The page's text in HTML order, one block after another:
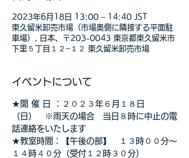
2023年6月18日 13:00 – 14:40 JST
東久留米卸売市場（市場奥側に隣接する平面駐
車場）, 日本、〒203-0043 東京都東久留米市
下里５丁目１２−１２ 東久留米卸売市場
イベントについて
★開 催 日 ：２０２３年６月１８日
（日）　※雨天の場合　当日８時に中止の電
話連絡をいたします
★教室時間：【午後の部】　１３時００分～
１４時４０分（受付１２時３０分）